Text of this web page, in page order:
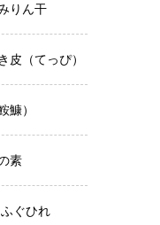
りん干
皮（てっぴ）
鱇）
素
ぐひれ